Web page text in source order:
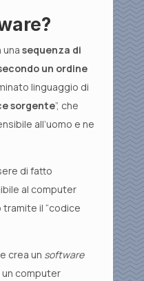
sequenza di
un ordine
linguaggio di
sorgente”, che
all’uomo e ne
di fatto
al computer
il “codice
crea un software
computer